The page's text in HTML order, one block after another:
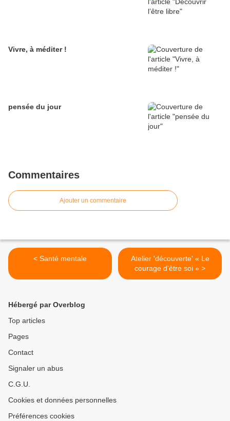
Vivre, à méditer !
pensée du jour
Commentaires
Ajouter un commentaire
< Santé mentale
Atelier 'découverte' « Le
courage d'être soi » >
Hébergé par Overblog
Top articles
Pages
Contact
Signaler un abus
C.G.U.
Cookies et données personnelles
Préférences cookies